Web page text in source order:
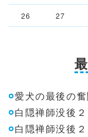
26 27
愛犬の最後の
白隠禅師没後
白隠禅師没後